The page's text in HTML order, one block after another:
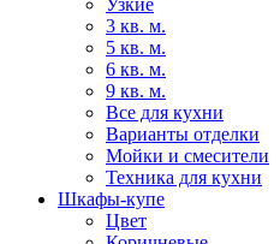
Узкие
3 кв. м.
5 кв. м.
6 кв. м.
9 кв. м.
Все для кухни
Варианты отделки
Мойки и смесители
Техника для кухни
Шкафы-купе
Цвет